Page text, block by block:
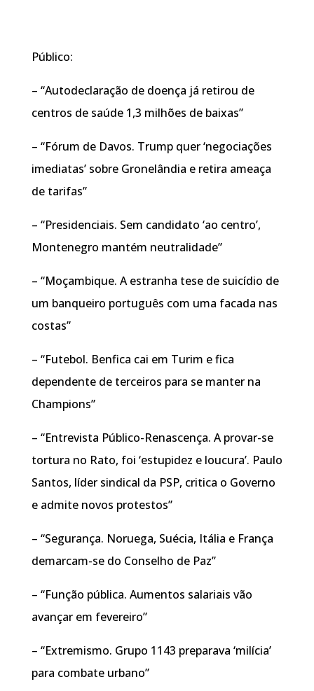
Público:
– “Autodeclaração de doença já retirou de
centros de saúde 1,3 milhões de baixas”
– “Fórum de Davos. Trump quer ‘negociações
imediatas’ sobre Gronelândia e retira ameaça
de tarifas”
– “Presidenciais. Sem candidato ‘ao centro’,
Montenegro mantém neutralidade”
– “Moçambique. A estranha tese de suicídio de
um banqueiro português com uma facada nas
costas”
– “Futebol. Benfica cai em Turim e fica
dependente de terceiros para se manter na
Champions”
– “Entrevista Público-Renascença. A provar-se
tortura no Rato, foi ‘estupidez e loucura’. Paulo
Santos, líder sindical da PSP, critica o Governo
e admite novos protestos”
– “Segurança. Noruega, Suécia, Itália e França
demarcam-se do Conselho de Paz”
– “Função pública. Aumentos salariais vão
avançar em fevereiro”
– “Extremismo. Grupo 1143 preparava ‘milícia’
para combate urbano”